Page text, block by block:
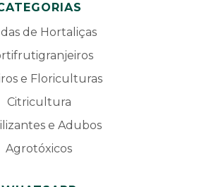
de Hortaliças
e Floriculturas
Citricultura
e Adubos
Agrotóxicos